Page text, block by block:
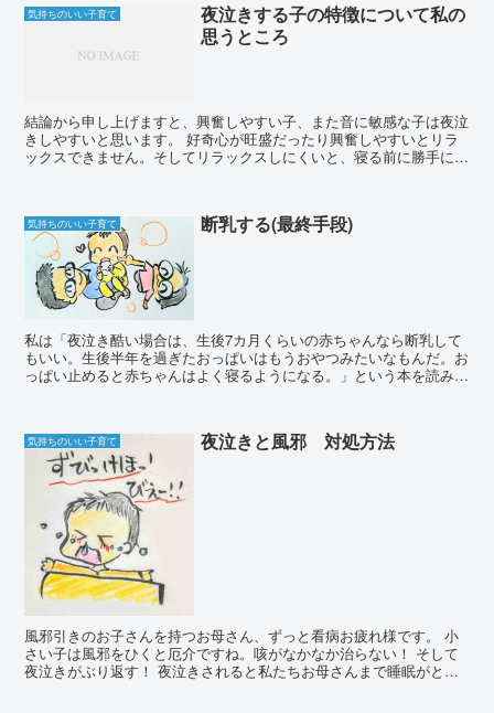
気持ちのいい子育て
夜泣きする子の特徴について私の
思うところ
結論から申し上げますと、興奮しやすい子、また音に敏感な子は夜泣
きしやすいと思います。 好奇心が旺盛だったり興奮しやすいとリラ
ックスできません。そしてリラックスしにくいと、寝る前に勝手にど
気持ちのいい子育て 断乳する(最終手段)
私は「夜泣き酷い場合は、生後7カ月くらいの赤ちゃんなら断乳して
もいい。生後半年を過ぎたおっぱいはもうおやつみたいなもんだ。お
っぱい止めると赤ちゃんはよく寝るようになる。」という本を読み、
気持ちのいい子育て 夜泣きと風邪 対処方法
風邪引きのお子さんを持つお母さん、ずっと看病お疲れ様です。 小
さい子は風邪をひくと厄介ですね。咳がなかなか治らない！ そして
夜泣きがぶり返す！ 夜泣きされると私たちお母さんまで睡眠がとれ